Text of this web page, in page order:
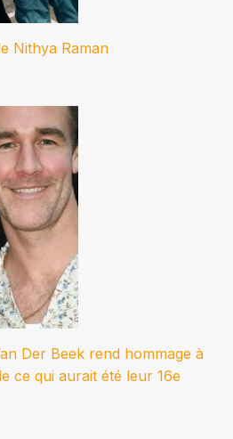
Nithya Raman
Der Beek rend hommage à
ce qui aurait été leur 16e